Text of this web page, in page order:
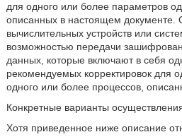
для одного или более параметров
описанных в настоящем документе.
вычислительных устройств или
возможностью передачи
данных, которые включают в себя
рекомендуемых корректировок для
одного или более процессов,
Конкретные варианты
Хотя приведенное ниже описание